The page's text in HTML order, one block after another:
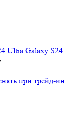
Ultra Galaxy S24
при трейд-ин